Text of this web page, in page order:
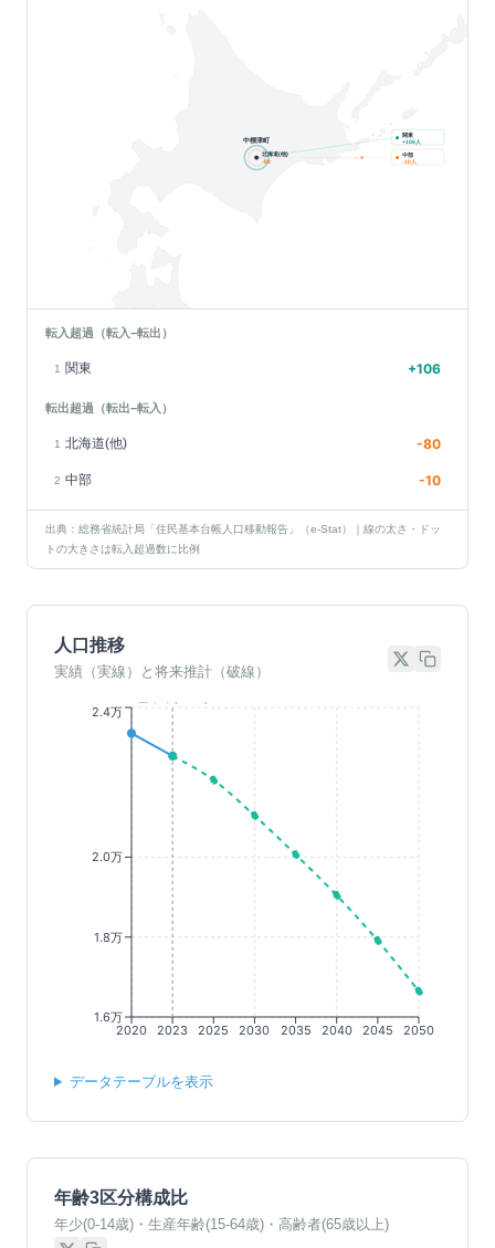
北海道(他)
-80
中標津町
関東
+106人
中部
-10人
転入超過（転入−転出）
1 関東 +106
転出超過（転出−転入）
1 北海道(他) -80
2 中部 -10
出典：総務省統計局「住民基本台帳人口移動報告」（e-Stat）｜線の太さ・ドッ
トの大きさは転入超過数に比例
人口推移
実績（実線）と将来推計（破線）
2020 2023 2025 2030 2035 2040 2045 2050
1.6万
1.8万
2.0万
2.4万
データテーブルを表示
年齢3区分構成比
年少(0-14歳)・生産年齢(15-64歳)・高齢者(65歳以上)